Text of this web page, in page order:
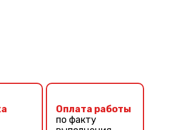
Оплата работы
по факту